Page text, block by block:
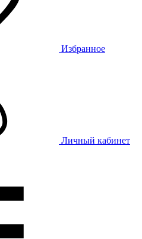
Избранное
Личный кабинет